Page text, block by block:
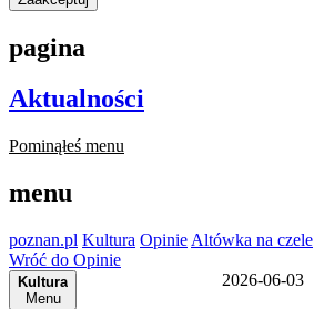
pagina
Aktualności
Pominąłeś menu
menu
poznan.pl Kultura Opinie Altówka na czele
Wróć do Opinie
Kultura
Menu
2026-06-03